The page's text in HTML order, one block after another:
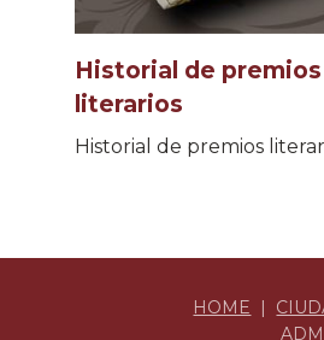
Historial de premios
literarios
Historial de premios
HOME |